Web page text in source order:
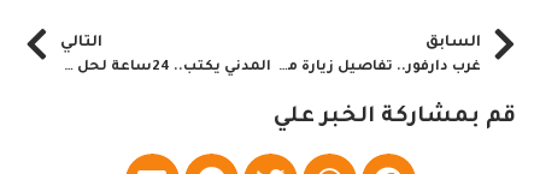
السابق
غرب دارفور.. تفاصيل زيارة مهمة
التالي
المدني يكتب.. 24ساعة لحل مشكلة الكهرباء!
قم بمشاركة الخبر علي